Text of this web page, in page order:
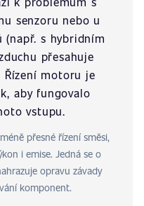
senzoru nebo u
(např. s hybridním
přesahuje
Řízení motoru je
aby fungovalo
vstupu.
přesné řízení směsi,
i emise. Jedná se o
opravu závady
komponent.